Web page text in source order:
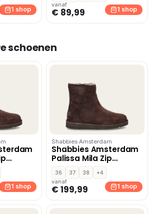
1 shop
vanaf
€ 89,99 1 shop
schoenen
–
1 shop
Shabbies Amsterdam
Shabbies Amsterdam
Palissa Mila Zip
gevoerde boots –
Bruin
36 37 38
+4
vanaf
€ 199,99 1 shop